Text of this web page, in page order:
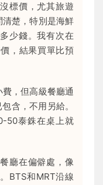
標價，尤其旅遊
楚，特別是海鮮
少錢。我有次在
，結果買單比預
，但高級餐廳通
含，不用另給。
50泰銖在桌上就
廳在偏僻處，像
BTS和MRT沿線